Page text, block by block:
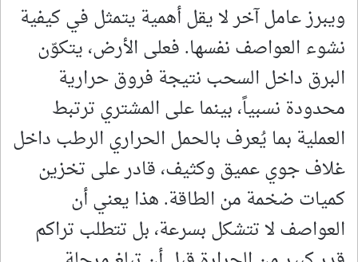
ويبرز عامل آخر لا يقل أهمية يتمثل في كيفية
نشوء العواصف نفسها. فعلى الأرض، يتكوّن
البرق داخل السحب نتيجة فروق حرارية
محدودة نسبياً، بينما على المشتري ترتبط
العملية بما يُعرف بالحمل الحراري الرطب داخل
غلاف جوي عميق وكثيف، قادر على تخزين
كميات ضخمة من الطاقة. هذا يعني أن
العواصف لا تتشكل بسرعة، بل تتطلب تراكم